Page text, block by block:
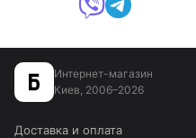
Интернет-магазин
Киев, 2006–2026
Доставка и оплата